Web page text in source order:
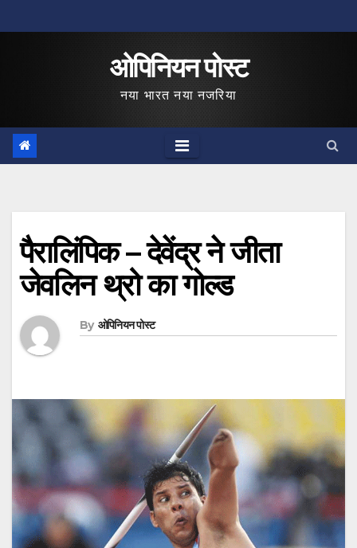
to
ओपिनियन पोस्ट
नया भारत नया नजरिया
पैरालिंपिक – देवेंद्र ने जीता
जेवलिन थ्रो का गोल्ड
By ओपिनियन पोस्ट